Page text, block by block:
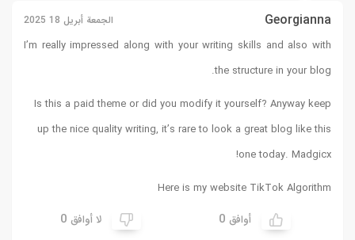
Georgianna الجمعة أبريل 18 2025
I’m really impressed along with your writing skills and also with
the structure in your blog.
Is this a paid theme or did you modify it yourself? Anyway keep
up the nice quality writing, it’s rare to look a great blog like this
one today. Madgicx
!
Here is my website TikTok Algorithm
أوافق 0 لا أوافق 0